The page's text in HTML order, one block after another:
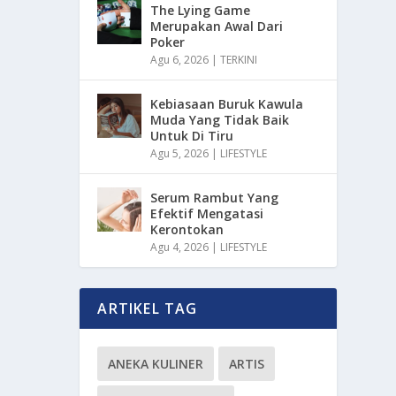
The Lying Game
Merupakan Awal Dari
Poker
Agu 6, 2026 |TERKINI
Kebiasaan Buruk Kawula
Muda Yang Tidak Baik
Untuk Di Tiru
Agu 5, 2026 | LIFESTYLE
Serum Rambut Yang
Efektif Mengatasi
Kerontokan
Agu 4, 2026 | LIFESTYLE
ARTIKEL TAG
ANEKA KULINER ARTIS